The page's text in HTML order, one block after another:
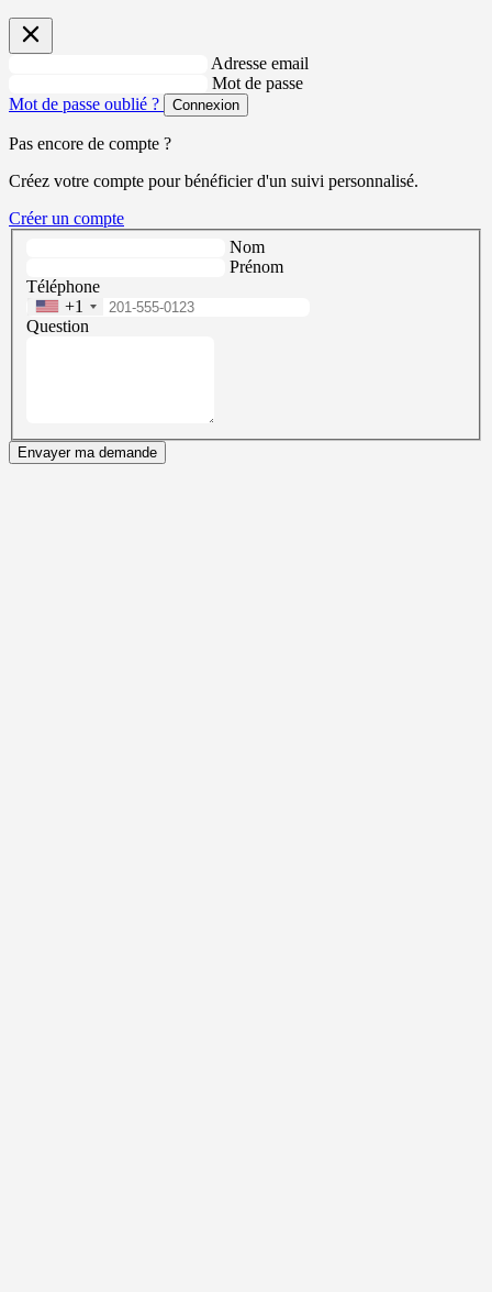
Adresse email
Mot de passe
Mot de passe oublié ?
Connexion
Pas encore de compte ?
Créez votre compte pour bénéficier d'un suivi personnalisé.
Créer un compte
Nom
Prénom
Téléphone
+1
Question
Envayer ma demande